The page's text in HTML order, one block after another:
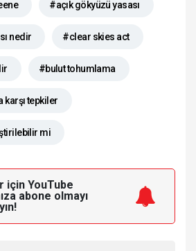
#açık gökyüzü yasası
nedir #clear skies act
#bulut tohumlama
tepkiler
mi
için YouTube
abone olmayı